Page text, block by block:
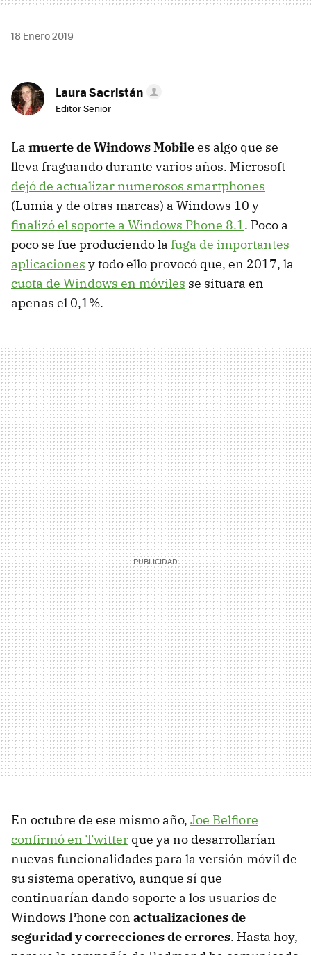
18 Enero 2019
Laura Sacristán
Editor Senior
La muerte de Windows Mobilees algo que se
lleva fraguando durante varios años. Microsoft
dejó de actualizar numerosos smartphones
(Lumia y de otras marcas) a Windows 10 y
finalizó el soporte a Windows Phone 8.1. Poco a
poco se fue produciendo la fuga de importantes
aplicaciones y todo ello provocó que, en 2017, la
cuota de Windows en móviles se situara en
apenas el 0,1%.
En octubre de ese mismo año, Joe Belfiore
confirmó en Twitter que ya no desarrollarían
nuevas funcionalidades para la versión móvil de
su sistema operativo, aunque sí que
continuarían dando soporte a los usuarios de
Windows Phone con actualizaciones de
seguridad y correcciones de errores. Hasta hoy,